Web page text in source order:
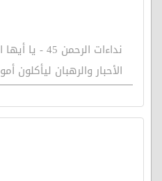
نداءات
الأحبار والرهبان ليأكلون